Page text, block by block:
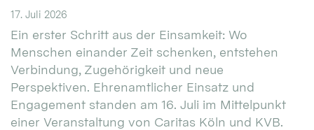
17. Juli 2026
Ein erster Schritt aus der Einsamkeit: Wo
Menschen einander Zeit schenken, entstehen
Verbindung, Zugehörigkeit und neue
Perspektiven. Ehrenamtlicher Einsatz und
Engagement standen am 16. Juli im Mittelpunkt
einer Veranstaltung von Caritas Köln und KVB.